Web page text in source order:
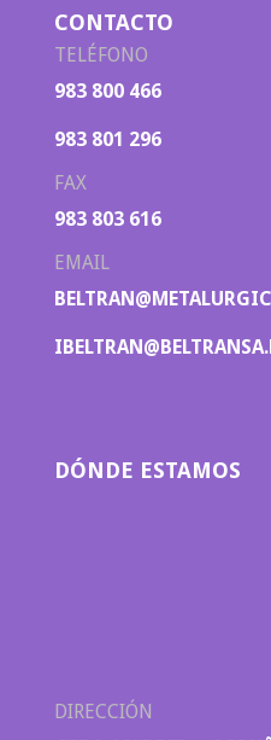
CONTACTO
TELÉFONO
983 800 466
983 801 296
FAX
983 803 616
EMAIL
DÓNDE ESTAMOS
DIRECCIÓN